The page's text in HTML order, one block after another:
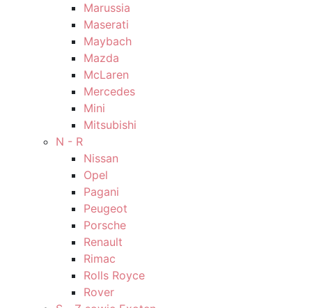
Marussia
Maserati
Maybach
Mazda
McLaren
Mercedes
Mini
Mitsubishi
N - R
Nissan
Opel
Pagani
Peugeot
Porsche
Renault
Rimac
Rolls Royce
Rover